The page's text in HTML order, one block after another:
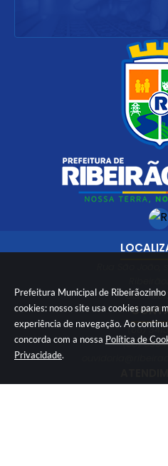
Prefeitura Municipal de Ribeirãozinho
cookies: nosso site usa cookies para
experiência de navegação. Ao
concorda com a nossa Política de
Privacidade.
CEP:
(66)
(66)